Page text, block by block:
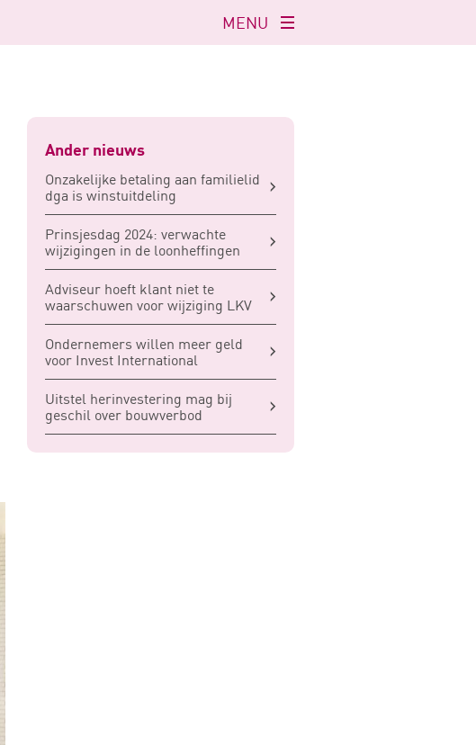
Navigatie
openen
MENU
Ander nieuws
Onzakelijke betaling aan familielid
dga is winstuitdeling
Prinsjesdag 2024: verwachte
wijzigingen in de loonheffingen
Adviseur hoeft klant niet te
waarschuwen voor wijziging LKV
Ondernemers willen meer geld
voor Invest International
Uitstel herinvestering mag bij
geschil over bouwverbod